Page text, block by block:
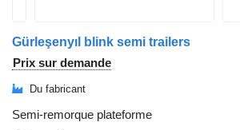
Gürleşenyıl blink semi trailers
Prix sur demande
Du fabricant
Semi-remorque plateforme